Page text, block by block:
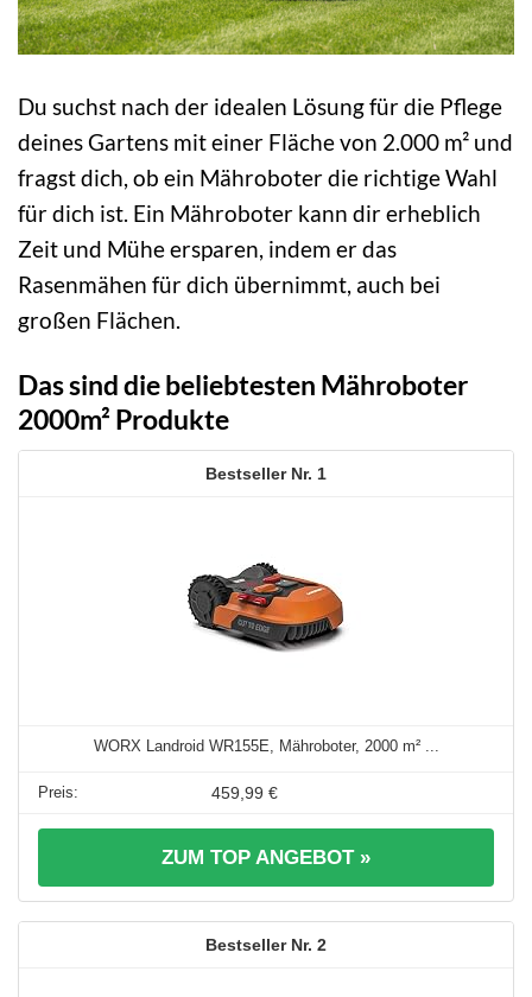
Du suchst nach der idealen Lösung für die Pflege
deines Gartens mit einer Fläche von 2.000 m² und
fragst dich, ob ein Mähroboter die richtige Wahl
für dich ist. Ein Mähroboter kann dir erheblich
Zeit und Mühe ersparen, indem er das
Rasenmähen für dich übernimmt, auch bei
großen Flächen.
Das sind die beliebtesten Mähroboter
2000m² Produkte
1
WORX Landroid WR155E, Mähroboter, 2000 m² ...
459,99 €
ZUM TOP ANGEBOT »
2